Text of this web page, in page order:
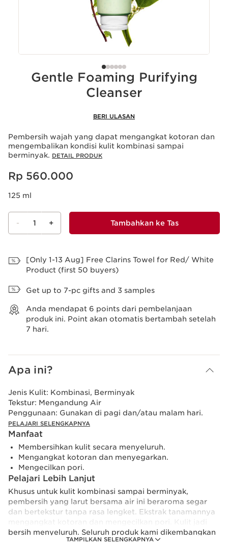
Gentle Foaming Purifying
Cleanser
BERI ULASAN
Pembersih wajah yang dapat mengangkat kotoran dan
mengembalikan kondisi kulit kombinasi sampai
berminyak. DETAIL PRODUK
Harga sekarang Rp 560.000
Rp 560.000
125 ml
- 1 + Tambahkan ke Tas
[Only 1-13 Aug] Free Clarins Towel for Red/ White
Product (first 50 buyers)
Get up to 7-pc gifts and 3 samples
Anda mendapat 6 points dari pembelanjaan
produk ini. Point akan otomatis bertambah setelah
7 hari.
Apa ini?
TAMPILKAN SELENGKAPNYA
Jenis Kulit: Kombinasi, Berminyak
Tekstur: Mengandung Air
Penggunaan: Gunakan di pagi dan/atau malam hari.
PELAJARI SELENGKAPNYA
Manfaat
Membersihkan kulit secara menyeluruh.
Mengangkat kotoran dan menyegarkan.
Mengecilkan pori.
Pelajari Lebih Lanjut
Khusus untuk kulit kombinasi sampai berminyak,
pembersih yang larut bersama air ini beraroma segar
dan bertekstur tanpa rasa lengket. Ekstrak tanamannya
mengangkat kotoran dan mengecilkan pori. Kulit jadi
bersih menyeluruh. Seluruh produk kami dikembangkan
melalui pendekatan ramah lingkungan yang terus kami